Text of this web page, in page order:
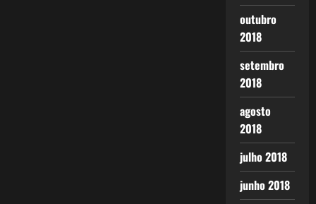
outubro
2018
setembro
2018
agosto
2018
julho 2018
junho 2018